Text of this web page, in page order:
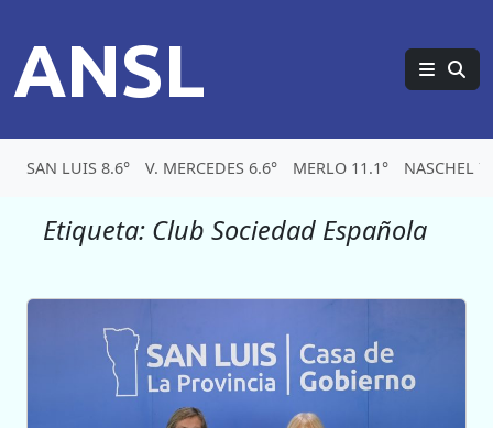
ANSL
SAN LUIS 8.6° V. MERCEDES 6.6° MERLO 11.1° NASCHEL
Etiqueta: Club Sociedad Española